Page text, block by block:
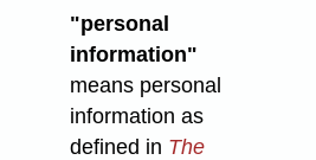
"personal
information"
means personal
information as
defined in The